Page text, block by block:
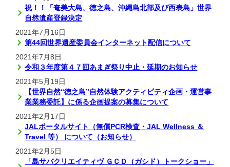
祝！！「奄美大島、徳之島、沖縄島北部及び西表島」世界
自然遺産登録決定
2021年7月16日
第44回世界遺産委員会インターネット配信について
2021年7月8日
令和３年度第４７回あまぎ祭り中止・延期のお知らせ
2021年5月19日
【世界自然“徳之島”自然体験アクティビティ企画・運営事
業業務委託】に係る企画提案の募集について
2021年2月17日
JALポータルサイト（無償PCR検査・JAL Wellness ＆
Travel 等） について（お知らせ）
2021年2月5日
「島サバクリエイティヴ ＧＣＤ（ガシド）トークショー」